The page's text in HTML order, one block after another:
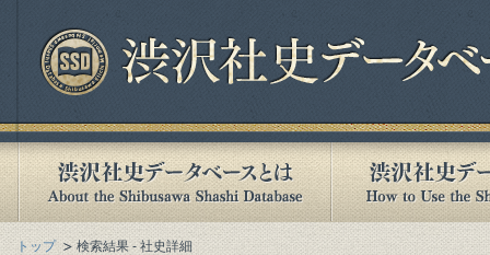
トップ 検索結果 - 社史詳細